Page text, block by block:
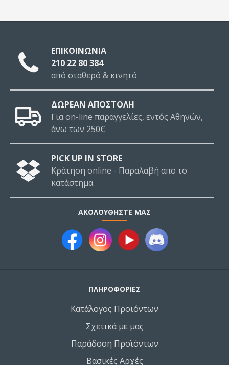
ΕΠΙΚΟΙΝΩΝΙΑ
210 22 80 384
από σταθερό & κινητό
ΔΩΡΕΑΝ ΑΠΟΣΤΟΛΗ
Για on-line παραγγελίες, εντός Αθηνών,
άνω των 250€
PICK UP IN STORE
Κράτηση online - Παραλαβή απο το
κατάστημα
ΑΚΟΛΟΥΘΉΣΤΕ ΜΑΣ
ΠΛΗΡΟΦΟΡΙΕΣ
Κατάλογος Προϊόντων
Σχετικά με μας
Παράδοση Προϊόντων
Βασικές Αρχές